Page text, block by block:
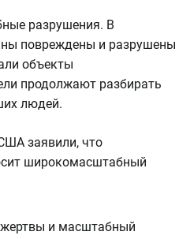
разрушения. В
повреждены и разрушены
объекты
продолжают разбирать
людей.
заявили, что
широкомасштабный
и масштабный